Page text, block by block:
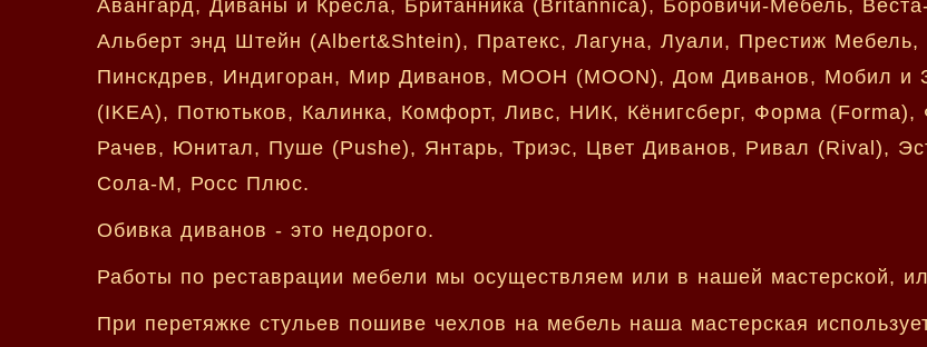
Авангард, Диваны и Кресла, Британника (Britannica), Боровичи-Мебель,
Альберт энд Штейн (Albert&Shtein), Пратекс, Лагуна, Луали, Престиж
Пинскдрев, Индигоран, Мир Диванов, МООН (MOON), Дом Диванов, Мобил и
(IKEA), Потютьков, Калинка, Комфорт, Ливс, НИК, Кёнигсберг, Форма
Рачев, Юнитал, Пуше (Pushe), Янтарь, Триэс, Цвет Диванов, Ривал (Rival),
Сола-М, Росс Плюс.
Обивка диванов - это недорого.
Работы по реставрации мебели мы осуществляем или в нашей мастерской,
При перетяжке стульев пошиве чехлов на мебель наша мастерская